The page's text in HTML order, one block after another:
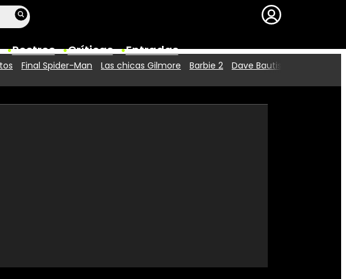
Rostros Críticas Entradas
Premios
Final Spider-Man Las chicas Gilmore Barbie 2 Dave Bautista